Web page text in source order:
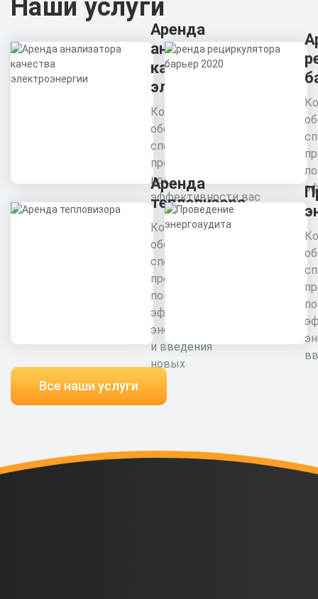
Наши услуги
Аренда
анализатора
качества
электроэнергии
Комплексное
обследование
специалистами
предприятия для
повышения
эффективности вас
Аренда
тепловизора
Комплексное
обследование
специалистами
предприятия для
повышения
эффективности
энергоресурсов
и введения
новых
Все наши услуги